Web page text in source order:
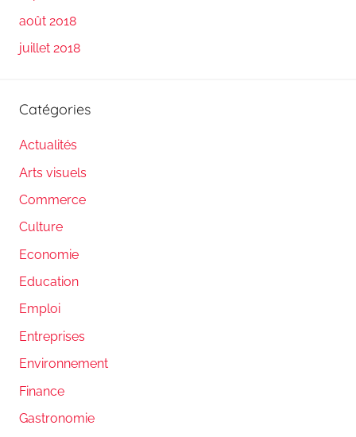
août 2018
juillet 2018
Catégories
Actualités
Arts visuels
Commerce
Culture
Economie
Education
Emploi
Entreprises
Environnement
Finance
Gastronomie